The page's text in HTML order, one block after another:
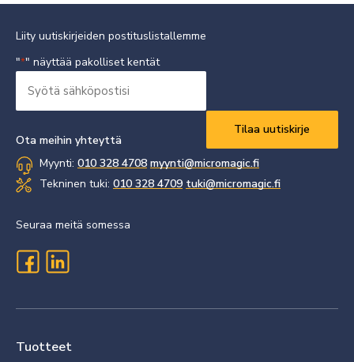
Liity uutiskirjeiden postituslistallemme
"*" näyttää pakolliset kentät
sähköpostisi
Ota meihin yhteyttä
Myynti: 010 328 4708 myynti@micromagic.fi
Tekninen tuki: 010 328 4709 tuki@micromagic.fi
Seuraa meitä somessa
Tuotteet